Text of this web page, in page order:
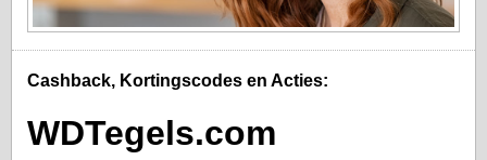
Cashback, Kortingscodes en Acties:
WDTegels.com